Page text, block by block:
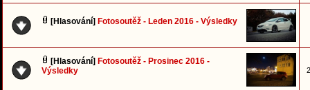
[Hlasování] Fotosoutěž - Leden 2016 - Výsledky
[Hlasování] Fotosoutěž - Prosinec 2016 -
Výsledky